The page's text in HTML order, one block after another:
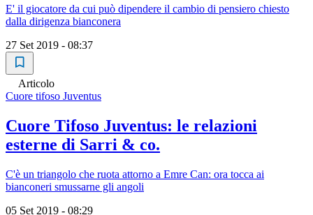
E' il giocatore da cui può dipendere il cambio di pensiero chiesto
dalla dirigenza bianconera
27 Set 2019 - 08:37
Articolo
Cuore tifoso Juventus
Cuore Tifoso Juventus: le relazioni
esterne di Sarri & co.
C'è un triangolo che ruota attorno a Emre Can: ora tocca ai
bianconeri smussarne gli angoli
05 Set 2019 - 08:29